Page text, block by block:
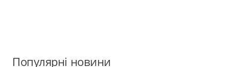
Популярні новини